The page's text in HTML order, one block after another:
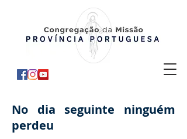
No dia seguinte ninguém
perdeu